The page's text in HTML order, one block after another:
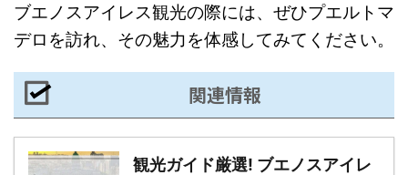
ブエノスアイレス観光の際には、ぜひプエルトマ
デロを訪れ、その魅力を体感してみてください。
関連情報
観光ガイド厳選! ブエノスアイレ